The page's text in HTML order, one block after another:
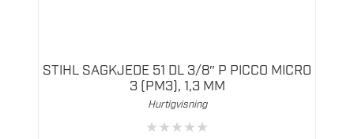
STIHL SAGKJEDE 51 DL 3/8″ P PICCO MICRO
3 (PM3), 1,3 MM
Hurtigvisning
★★★★★